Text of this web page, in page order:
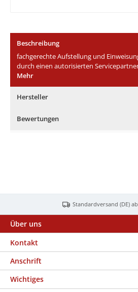
Beschreibung
fachgerechte Aufstellung und
durch einen autorisierten
Mehr
Hersteller
Bewertungen
Standardversand (DE)
Über uns
Kontakt
Anschrift
Wichtiges